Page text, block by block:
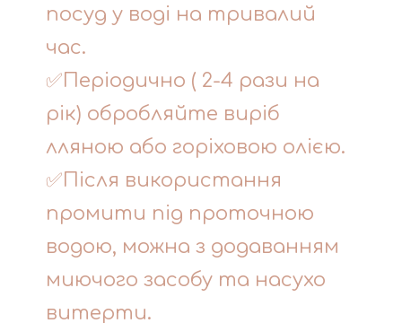
посуд у воді на тривалий
час.
✅Періодично ( 2-4 рази на
рік) обробляйте виріб
лляною або горіховою олією.
✅Після використання
промити під проточною
водою, можна з додаванням
миючого засобу та насухо
витерти.